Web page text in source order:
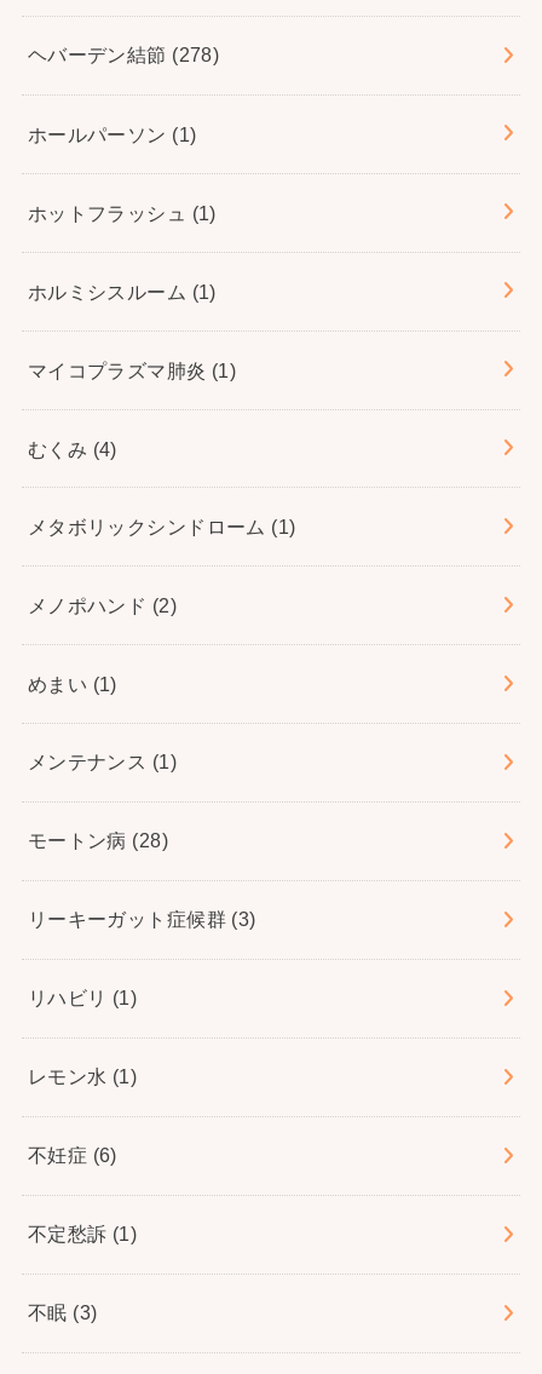
ヘバーデン結節 (278)
ホールパーソン (1)
ホットフラッシュ (1)
ホルミシスルーム (1)
マイコプラズマ肺炎 (1)
むくみ (4)
メタボリックシンドローム (1)
メノポハンド (2)
めまい (1)
メンテナンス (1)
モートン病 (28)
リーキーガット症候群 (3)
リハビリ (1)
レモン水 (1)
不妊症 (6)
不定愁訴 (1)
不眠 (3)